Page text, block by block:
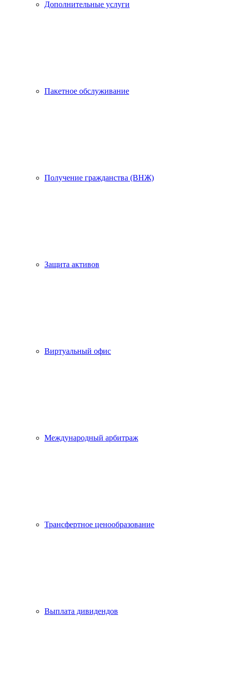
Дополнительные услуги
Пакетное обслуживание
Получение гражданства (ВНЖ)
Защита активов
Виртуальный офис
Международный арбитраж
Трансфертное ценообразование
Выплата дивидендов